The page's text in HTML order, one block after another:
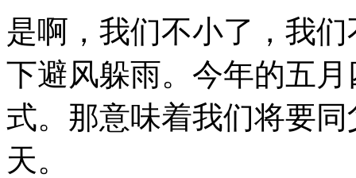
是啊，我们不小了，我
下避风躲雨。今年的五
式。那意味着我们将要
天。